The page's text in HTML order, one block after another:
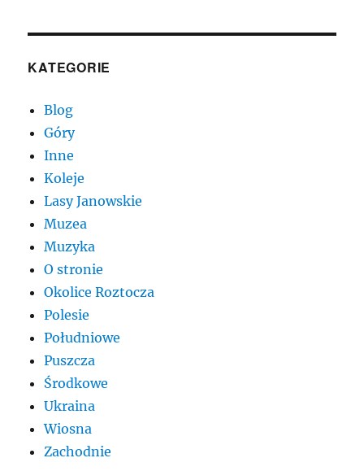
KATEGORIE
Blog
Góry
Inne
Koleje
Lasy Janowskie
Muzea
Muzyka
O stronie
Okolice Roztocza
Polesie
Południowe
Puszcza
Środkowe
Ukraina
Wiosna
Zachodnie